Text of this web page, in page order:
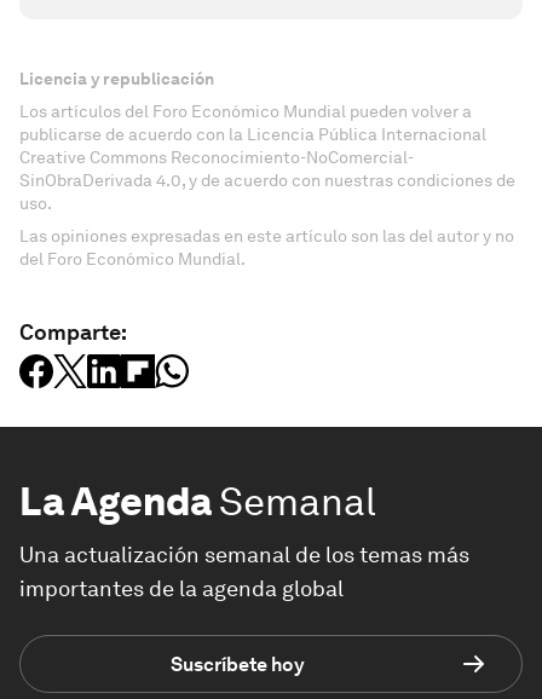
Licencia y republicación
Los artículos del Foro Económico Mundial pueden volver a
publicarse de acuerdo con la Licencia Pública Internacional
Creative Commons Reconocimiento-NoComercial-
SinObraDerivada 4.0, y de acuerdo con nuestras condiciones de
uso.
Las opiniones expresadas en este artículo son las del autor y no
del Foro Económico Mundial.
Comparte:
La AgendaSemanal
Una actualización semanal de los temas más
importantes de la agenda global
Suscríbete hoy